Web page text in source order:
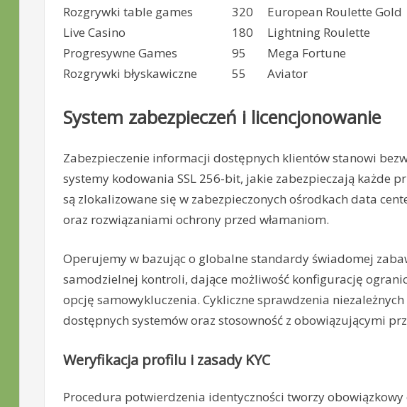
Rozgrywki table games
320 European Roulette Gold
Live Casino
180 Lightning Roulette
Progresywne Games
95 Mega Fortune
Rozgrywki błyskawiczne
55 Aviator
System zabezpieczeń i licencjonowanie
Zabezpieczenie informacji dostępnych klientów stanowi
systemy kodowania SSL 256-bit, jakie zabezpieczają każde
są zlokalizowane się w zabezpieczonych ośrodkach data
oraz rozwiązaniami ochrony przed włamaniom.
Operujemy w bazując o globalne standardy świadomej
samodzielnej kontroli, dające możliwość konfigurację
opcję samowykluczenia. Cykliczne sprawdzenia
dostępnych systemów oraz stosowność z obowiązującymi
Weryfikacja profilu i zasady KYC
Procedura potwierdzenia identyczności tworzy obowiązkowy